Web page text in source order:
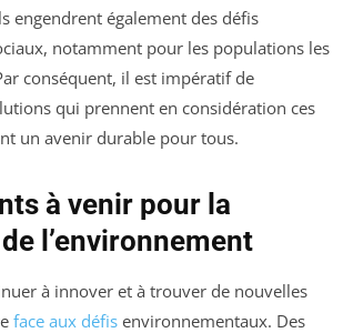
engendrent également des défis
notamment pour les populations les
conséquent, il est impératif de
qui prennent en considération ces
un avenir durable pour tous.
à venir pour la
l’environnement
à innover et à trouver de nouvelles
face aux défis environnementaux. Des